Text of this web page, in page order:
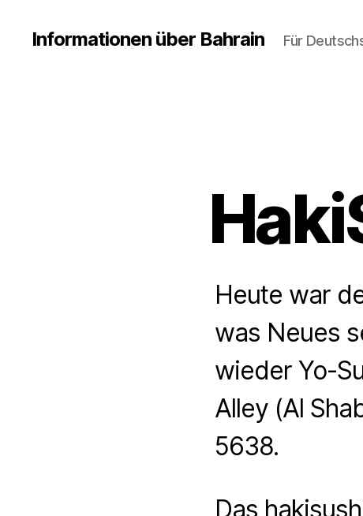
Informationen über Bahrain Für
Heute war
was Neues
wieder Yo-
Alley (Al
5638.
Das